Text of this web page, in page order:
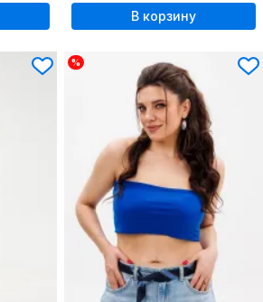
В корзину
%